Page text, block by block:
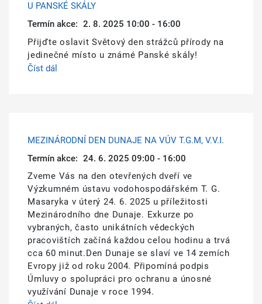
U PANSKÉ SKÁLY
Termín akce: 2. 8. 2025 10:00 - 16:00
Přijďte oslavit Světový den strážců přírody na
jedinečné místo u známé Panské skály!
Číst dál
MEZINÁRODNÍ DEN DUNAJE NA VÚV T.G.M, V.V.I.
Termín akce: 24. 6. 2025 09:00 - 16:00
Zveme Vás na den otevřených dveří ve
Výzkumném ústavu vodohospodářském T. G.
Masaryka v úterý 24. 6. 2025 u příležitosti
Mezinárodního dne Dunaje. Exkurze po
vybraných, často unikátních vědeckých
pracovištích začíná každou celou hodinu a trvá
cca 60 minut.Den Dunaje se slaví ve 14 zemích
Evropy již od roku 2004. Připomíná podpis
Úmluvy o spolupráci pro ochranu a únosné
využívání Dunaje v roce 1994.